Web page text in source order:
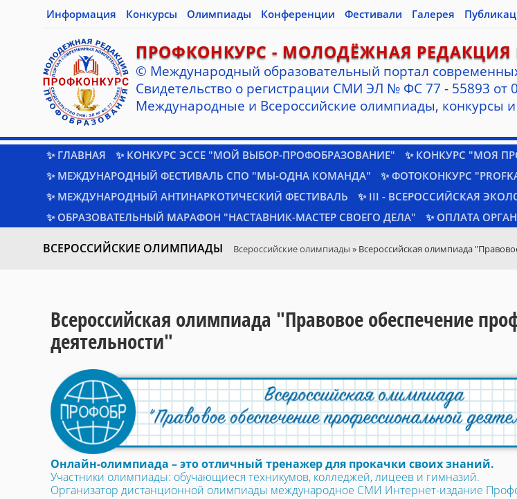
Информация Конкурсы Олимпиады Конференции Фестивали Галерея
ПРОФКОНКУРС - МОЛОДЁЖНАЯ
© Международный образовательный портал
Cвидетельство о регистрации СМИ ЭЛ № ФС 77 - 55893 от
Международные и Всероссийские олимпиады, конкурсы
✨ ГЛАВНАЯ ✨ КОНКУРС ЭССЕ "МОЙ ВЫБОР-ПРОФОБРАЗОВАНИЕ"
✨ КОНКУРС "МОЯ
✨ МЕЖДУНАРОДНЫЙ ФЕСТИВАЛЬ СПО "МЫ-ОДНА КОМАНДА"
✨ ФОТОКОНКУРС
✨ МЕЖДУНАРОДНЫЙ АНТИНАРКОТИЧЕСКИЙ ФЕСТИВАЛЬ
✨ III - ВСЕРОССИЙСКАЯ
✨ ОБРАЗОВАТЕЛЬНЫЙ МАРАФОН "НАСТАВНИК-МАСТЕР СВОЕГО ДЕЛА"
✨ ОПЛАТА
ВСЕРОССИЙСКИЕ ОЛИМПИАДЫ Всероссийские олимпиады » Всероссийская олимпиада
Всероссийская олимпиада "Правовое обеспечение
деятельности"
Онлайн-олимпиада – это отличный тренажер для прокачки своих знаний.
Участники олимпиады: обучающиеся техникумов, колледжей, лицеев и гимназий.
Организатор дистанционной олимпиады международное СМИ Интернет-издание